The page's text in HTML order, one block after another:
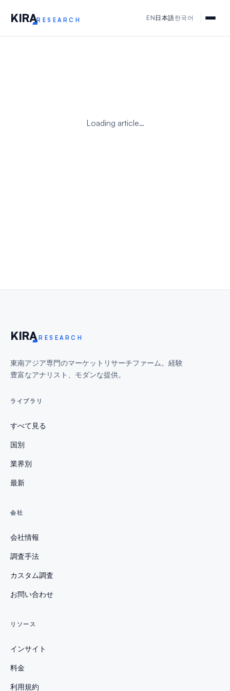
KIRARESEARCH EN 日本語한국어
Loading article…
KIRA RESEARCH
東南アジア専門のマーケットリサーチファーム。経験
豊富なアナリスト、モダンな提供。
ライブラリ
すべて見る
国別
業界別
最新
会社
会社情報
調査手法
カスタム調査
お問い合わせ
リソース
インサイト
料金
利用規約